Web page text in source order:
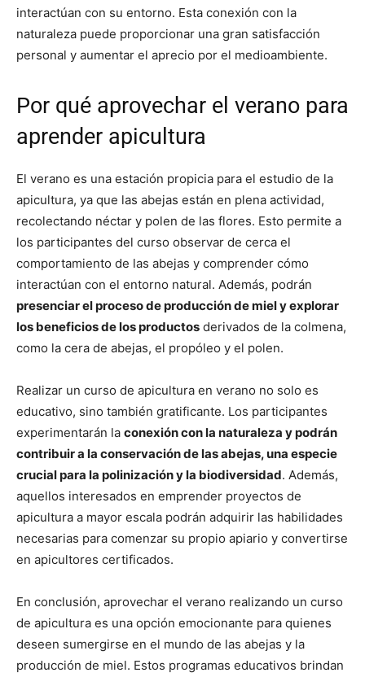
interactúan con su entorno. Esta conexión con la
naturaleza puede proporcionar una gran satisfacción
personal y aumentar el aprecio por el medioambiente.
Por qué aprovechar el verano para
aprender apicultura
El verano es una estación propicia para el estudio de la
apicultura, ya que las abejas están en plena actividad,
recolectando néctar y polen de las flores. Esto permite a
los participantes del curso observar de cerca el
comportamiento de las abejas y comprender cómo
interactúan con el entorno natural. Además, podrán
presenciar el proceso de producción de miel y explorar
los beneficios de los productos derivados de la colmena,
como la cera de abejas, el propóleo y el polen.
Realizar un curso de apicultura en verano no solo es
educativo, sino también gratificante. Los participantes
experimentarán la conexión con la naturaleza y podrán
contribuir a la conservación de las abejas, una especie
crucial para la polinización y la biodiversidad. Además,
aquellos interesados en emprender proyectos de
apicultura a mayor escala podrán adquirir las habilidades
necesarias para comenzar su propio apiario y convertirse
en apicultores certificados.
En conclusión, aprovechar el verano realizando un curso
de apicultura es una opción emocionante para quienes
deseen sumergirse en el mundo de las abejas y la
producción de miel. Estos programas educativos brindan